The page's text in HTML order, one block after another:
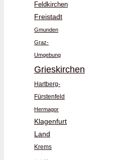
Feldkirchen
Freistadt
Gmunden
Graz-
Umgebung
Grieskirchen
Hartberg-
Fürstenfeld
Hermagor
Klagenfurt
Land
Krems